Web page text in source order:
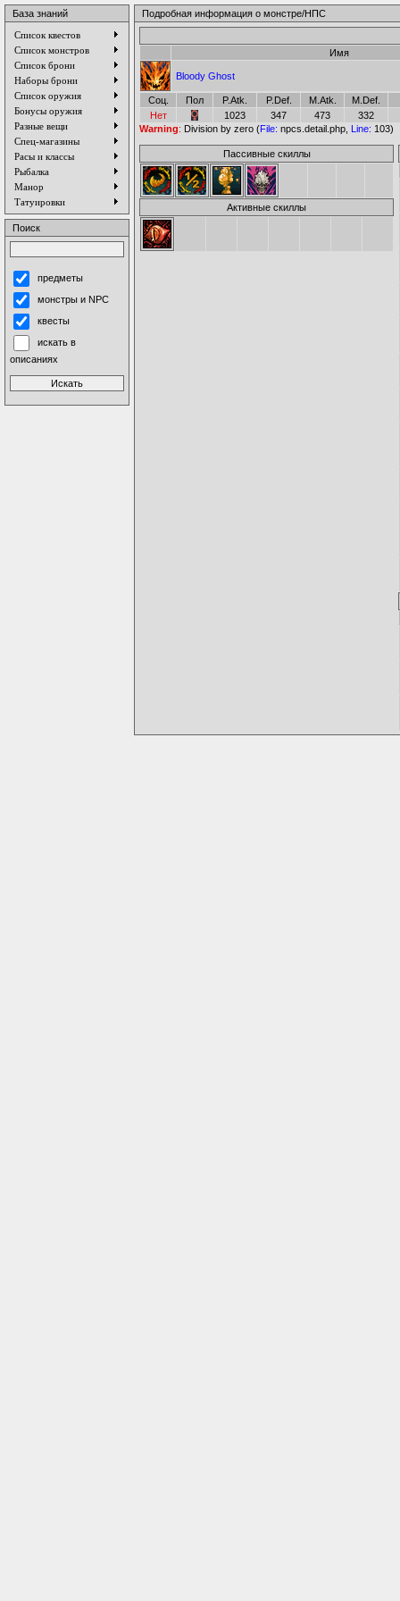
База знаний
Список квестов
Список монстров
Список брони
Наборы брони
Список оружия
Бонусы оружия
Разные вещи
Спец-магазины
Расы и классы
Рыбалка
Манор
Татуировки
Поиск
предметы
монстры и NPC
квесты
искать в
описаниях
Подробная информация о монстре/НПС
Имя
Bloody Ghost
Соц. Пол P.Atk. P.Def. M.Atk.
M.Def.
Нет
1023 347 473
332
Warning: Division by zero (File: npcs.detail.php, Line: 103)
Пассивные скиллы
Активные скиллы